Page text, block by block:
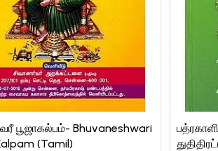
பூஜாகல்பம்- Bhuvaneshwari
(Tamil)